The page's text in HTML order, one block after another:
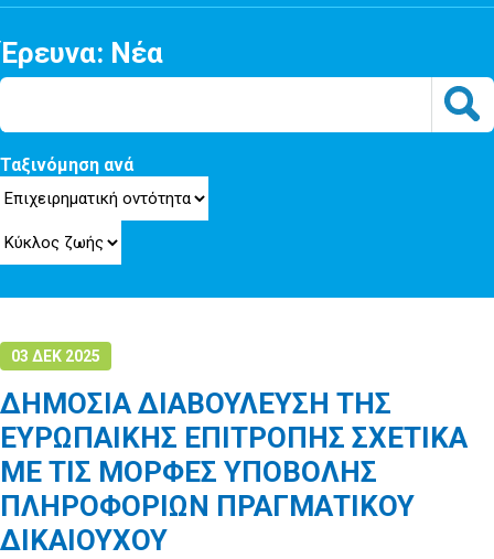
Έρευνα: Νέα
Ταξινόμηση ανά
03 ΔΕΚ 2025
ΔΗΜΟΣΙΑ ΔΙΑΒΟΥΛΕΥΣΗ ΤΗΣ
ΕΥΡΩΠΑΙΚΗΣ ΕΠΙΤΡΟΠΗΣ ΣΧΕΤΙΚΑ
ΜΕ ΤΙΣ ΜΟΡΦΕΣ ΥΠΟΒΟΛΗΣ
ΠΛΗΡΟΦΟΡΙΩΝ ΠΡΑΓΜΑΤΙΚΟΥ
ΔΙΚΑΙΟΥΧΟΥ